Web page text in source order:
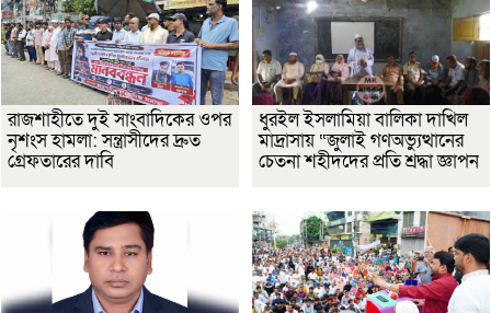
রাজশাহীতে দুই সাংবাদিকের ওপর
নৃশংস হামলা: সন্ত্রাসীদের দ্রুত
গ্রেফতারের দাবি
ধুরইল ইসলামিয়া বালিকা দাখিল
মাদ্রাসায় “জুলাই গণঅভ্যুত্থানের
চেতনা শহীদদের প্রতি শ্রদ্ধা জ্ঞাপন